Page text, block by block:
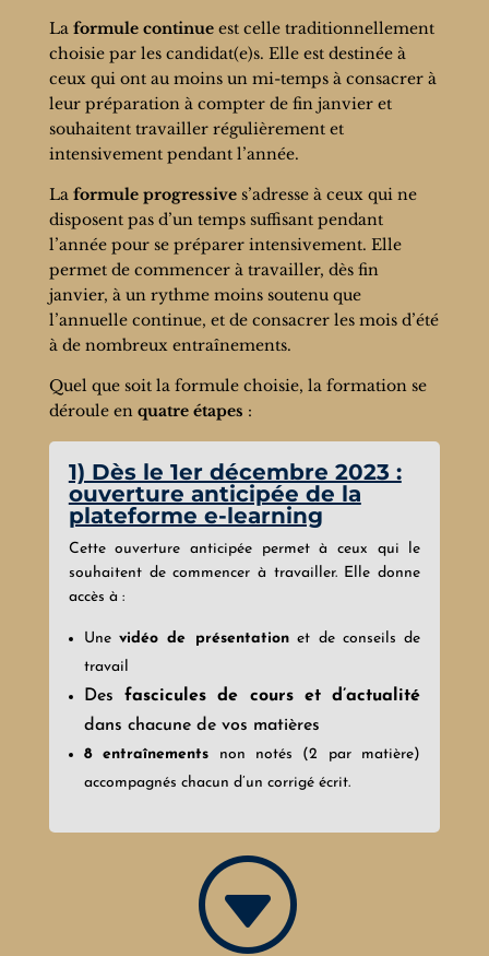
La formule continueest celle traditionnellement
choisie par les candidat(e)s. Elle est destinée à
ceux qui ont au moins un mi-temps à consacrer à
leur préparation à compter de fin janvier et
souhaitent travailler régulièrement et
intensivement pendant l’année.
La formule progressives’adresse à ceux qui ne
disposent pas d’un temps suffisant pendant
l’année pour se préparer intensivement. Elle
permet de commencer à travailler, dès fin
janvier, à un rythme moins soutenu que
l’annuelle continue, et de consacrer les mois d’été
à de nombreux entraînements.
Quel que soit la formule choisie, la formation se
déroule en quatre étapes :
1) Dès le 1er décembre 2023 :
ouverture anticipée de la
plateforme e-learning
Cette ouverture anticipée permet à ceux qui le
souhaitent de commencer à travailler. Elle donne
accès à :
Unevidéo de présentationet de conseils de
travail
Desfascicules de cours et d’actualité
dans chacune de vos matières
8 entraînements non notés (2 par matière)
accompagnés chacun d’un corrigé écrit.
G